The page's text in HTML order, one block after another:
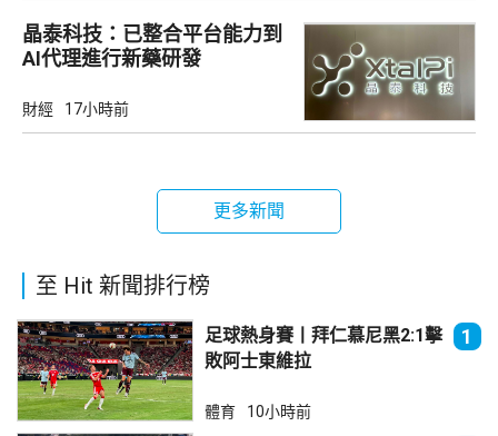
晶泰科技：已整合平台能力到
AI代理進行新藥研發
財經 17小時前
更多新聞
至 Hit 新聞排行榜
足球熱身賽丨拜仁慕尼黑2:1擊
敗阿士東維拉
1
體育 10小時前